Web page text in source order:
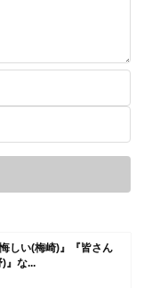
しい(梅崎)』『皆さん
』な...